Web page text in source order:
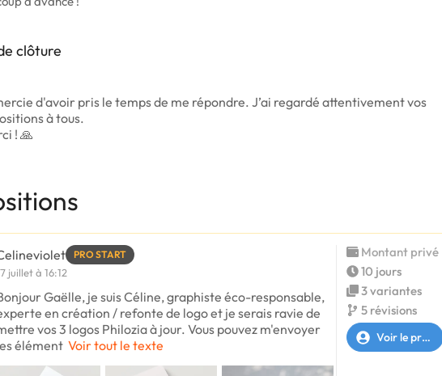
clôture
d'avoir pris le temps de me répondre. J’ai regardé attentivement vos
à tous.
! 🙏
PRO START
juillet à 16:12
Gaëlle, je suis Céline, graphiste éco-responsable,
en création / refonte de logo et je serais ravie de
vos 3 logos Philozia à jour. Vous pouvez m'envoyer
élément Voir tout le texte
Montant privé
10 jours
3 variantes
5 révisions
Voir le profil